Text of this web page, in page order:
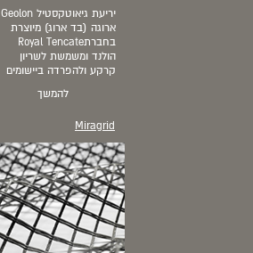
Miragrid
יריעת גיאוטקסטיל Geolon
ארוגה (בד ארוג) מיוצרת
בחברתRoyal Tencate
הולנד ומשמשת לשריון
קרקע ולהפרדה ביישומים
להמשך